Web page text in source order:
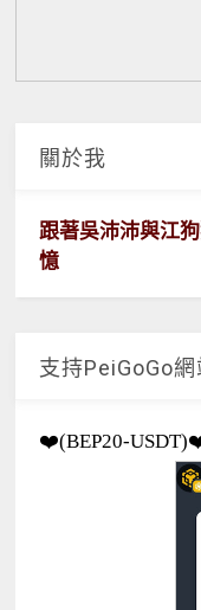
關於我
跟著吳沛沛與江
憶
支持PeiGoGo
❤️(BEP20-